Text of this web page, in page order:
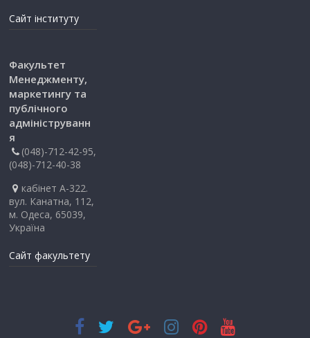
Сайт інституту
Факультет
Менеджменту,
маркетингу та
публічного
адмініструванн
я
(048)-712-42-95,
(048)-712-40-38
кабінет А-322.
вул. Канатна, 112,
м. Одеса, 65039,
Україна
Сайт факультету